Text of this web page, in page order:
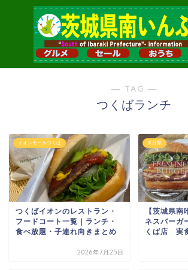
― TAG ―
つくばランチ
イオンモールつくば
つくばイオンのレストラン・
フードコート一覧｜ランチ・
食べ放題・子連れ向きまとめ
2026年7月25日
未分類
【茨城県南
ネスバーガ
くば店 実